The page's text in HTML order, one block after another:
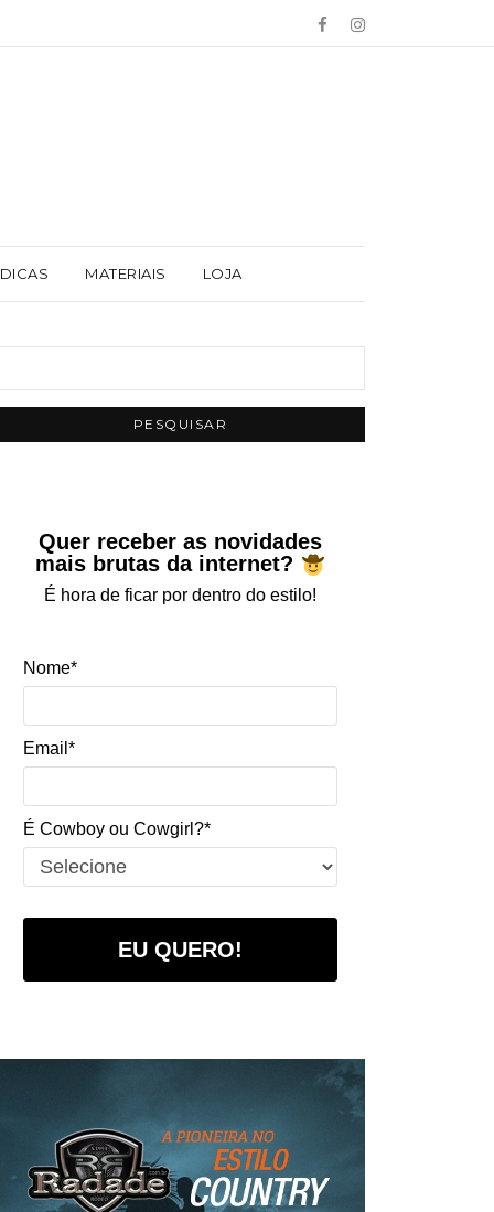
MATERIAIS LOJA
Quer receber as novidades
mais brutas da internet?
É hora de ficar por dentro do estilo!
Nome*
Email*
É Cowboy ou Cowgirl?*
EU QUERO!